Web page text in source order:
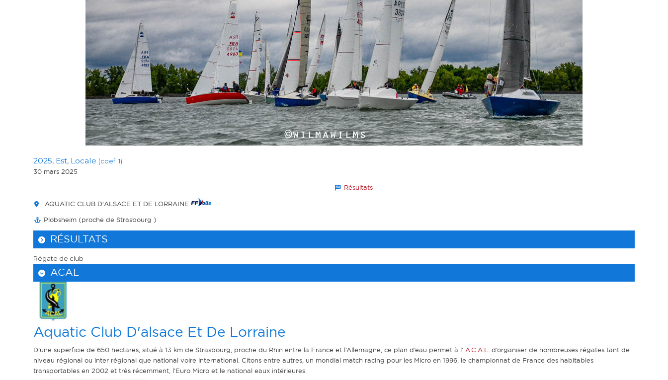
2025, Est, Locale (coef. 1)
30 mars 2025
Résultats
AQUATIC CLUB D'ALSACE ET DE LORRAINE
Plobsheim (proche de Strasbourg )
RÉSULTATS
Régate de club
ACAL
Aquatic Club D'alsace Et De Lorraine
D’une superficie de 650 hectares, situé à 13 km de Strasbourg, proche du Rhin entre la France et l’Allemagne, ce plan d’eau permet à l’ A.C.A.L. d’organiser de nombreuses régates tant de
niveau régional ou inter régional que national voire international. Citons entre autres, un mondial match racing pour les Micro en 1996, le championnat de France des habitables
transportables en 2002 et très récemment, l’Euro Micro et le national eaux intérieures.